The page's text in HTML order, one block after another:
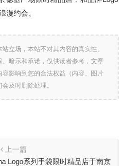
漫约会。
立场，本站不对其内容的真实性、
暗示和承诺，仅供读者参考，文章
影响到您的合法权益（内容、图片
及时删除处理。
上一篇
Logo系列手袋限时精品店于南京